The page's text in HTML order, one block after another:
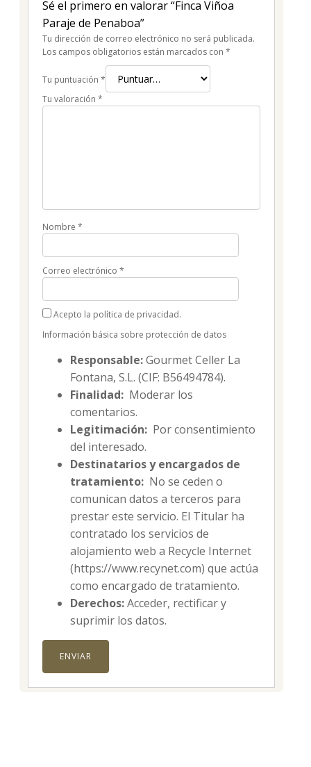
Sé el primero en valorar “Finca Viñoa
Paraje de Penaboa”
Tu dirección de correo electrónico no será publicada.
Los campos obligatorios están marcados con *
Tu puntuación *
Tu valoración *
Nombre *
Correo electrónico *
Acepto la política de privacidad.
Información básica sobre protección de datos
Responsable:Gourmet Celler La
Fontana, S.L. (CIF: B56494784).
Finalidad: Moderar los
comentarios.
Legitimación: Por consentimiento
del interesado.
Destinatarios y encargados de
tratamiento: No se ceden o
comunican datos a terceros para
prestar este servicio. El Titular ha
contratado los servicios de
alojamiento web a Recycle Internet
(https://www.recynet.com) que actúa
como encargado de tratamiento.
Derechos:Acceder, rectificar y
suprimir los datos.